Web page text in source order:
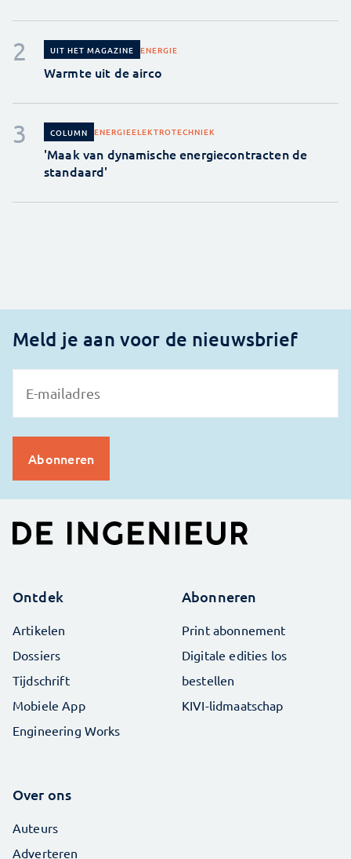
UIT HET MAGAZINE ENERGIE
Warmte uit de airco
COLUMN ENERGIEELEKTROTECHNIEK
'Maak van dynamische energiecontracten de
standaard'
Meld je aan voor de nieuwsbrief
Ontdek
Artikelen
Dossiers
Tijdschrift
Mobiele App
Engineering Works
Abonneren
Print abonnement
Digitale edities los
bestellen
KIVI-lidmaatschap
Over ons
Auteurs
Adverteren